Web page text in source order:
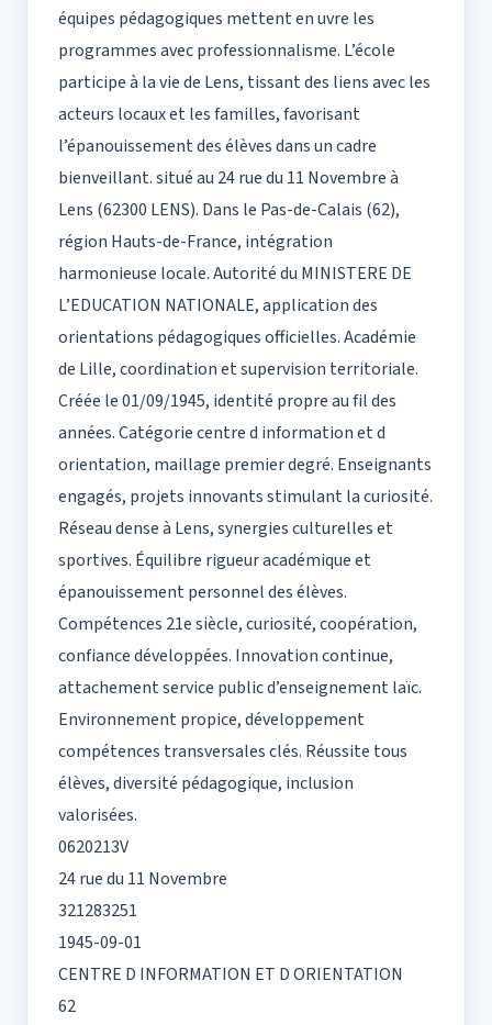
équipes pédagogiques mettent en uvre les
programmes avec professionnalisme. L’école
participe à la vie de Lens, tissant des liens avec les
acteurs locaux et les familles, favorisant
l’épanouissement des élèves dans un cadre
bienveillant. situé au 24 rue du 11 Novembre à
Lens (62300 LENS). Dans le Pas-de-Calais (62),
région Hauts-de-France, intégration
harmonieuse locale. Autorité du MINISTERE DE
L’EDUCATION NATIONALE, application des
orientations pédagogiques officielles. Académie
de Lille, coordination et supervision territoriale.
Créée le 01/09/1945, identité propre au fil des
années. Catégorie centre d information et d
orientation, maillage premier degré. Enseignants
engagés, projets innovants stimulant la curiosité.
Réseau dense à Lens, synergies culturelles et
sportives. Équilibre rigueur académique et
épanouissement personnel des élèves.
Compétences 21e siècle, curiosité, coopération,
confiance développées. Innovation continue,
attachement service public d’enseignement laïc.
Environnement propice, développement
compétences transversales clés. Réussite tous
élèves, diversité pédagogique, inclusion
valorisées.
0620213V
24 rue du 11 Novembre
321283251
1945-09-01
CENTRE D INFORMATION ET D ORIENTATION
62